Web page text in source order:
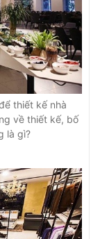
thiết kế nhà
là gì?